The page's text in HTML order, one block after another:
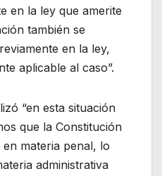
en la ley que amerite
también se
en la ley,
aplicable al caso”.
“en esta situación
que la Constitución
materia penal, lo
administrativa